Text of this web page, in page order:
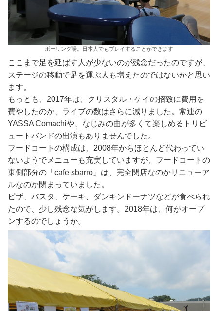
ボーリング場。日本人でもプレイすることができます
ここまで足を延ばす人が少ないのが残念だったのですが、
ステージの移動で足を運ぶ人も増えたのではないかと思い
ます。
もっとも、2017年は、クリスタル・ケイの招致に費用を
費やしたのか、ライブの数はさらに減りました。常連の
YASSA Comachiや、なじみの曲が多くて楽しめるトリビ
ュートバンドの出演もありませんでした。
フードコートの構成は、2008年からほとんど代わってい
ないようでメニューも充実していますが、フードコートの
東側部分の「cafe sbarro」は、完全閉店なのかリニューア
ルなのか閉まっていました。
ピザ、パスタ、ケーキ、ダンキンドーナツなどが食べられ
たので、少し残念な気がします。2018年は、何がオープ
ンするのでしょうか。